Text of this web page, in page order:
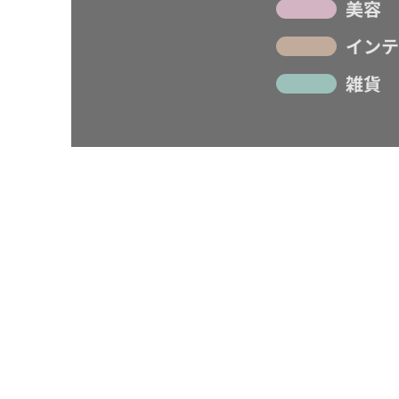
美容
イン
雑貨